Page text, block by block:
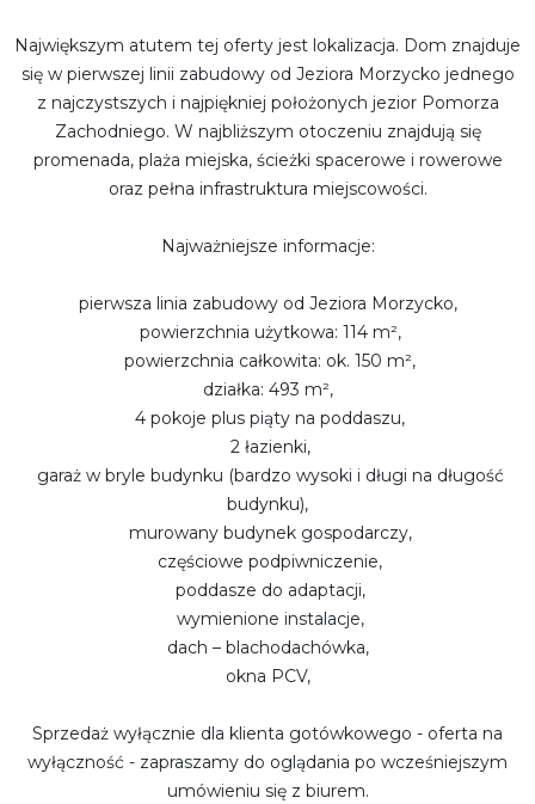
Największym atutem tej oferty jest lokalizacja. Dom znajduje
się w pierwszej linii zabudowy od Jeziora Morzycko jednego
z najczystszych i najpiękniej położonych jezior Pomorza
Zachodniego. W najbliższym otoczeniu znajdują się
promenada, plaża miejska, ścieżki spacerowe i rowerowe
oraz pełna infrastruktura miejscowości.
Najważniejsze informacje:
pierwsza linia zabudowy od Jeziora Morzycko,
powierzchnia użytkowa: 114 m²,
powierzchnia całkowita: ok. 150 m²,
działka: 493 m²,
4 pokoje plus piąty na poddaszu,
2 łazienki,
garaż w bryle budynku (bardzo wysoki i długi na długość
budynku),
murowany budynek gospodarczy,
częściowe podpiwniczenie,
poddasze do adaptacji,
wymienione instalacje,
dach – blachodachówka,
okna PCV,
Sprzedaż wyłącznie dla klienta gotówkowego - oferta na
wyłączność - zapraszamy do oglądania po wcześniejszym
umówieniu się z biurem.